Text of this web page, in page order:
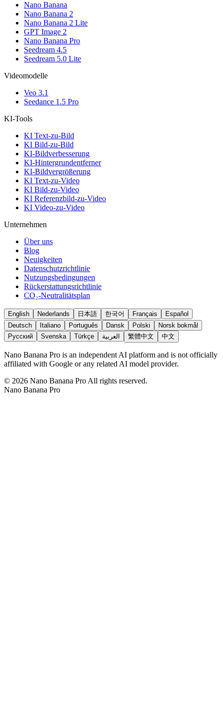
Nano Banana
Nano Banana 2
Nano Banana 2 Lite
GPT Image 2
Nano Banana Pro
Seedream 4.5
Seedream 5.0 Lite
Videomodelle
Veo 3.1
Seedance 1.5 Pro
KI-Tools
KI Text-zu-Bild
KI Bild-zu-Bild
KI-Bildverbesserung
KI-Hintergrundentferner
KI-Bildvergrößerung
KI Text-zu-Video
KI Bild-zu-Video
KI Referenzbild-zu-Video
KI Video-zu-Video
Unternehmen
Über uns
Blog
Neuigkeiten
Datenschutzrichtlinie
Nutzungsbedingungen
Rückerstattungsrichtlinie
CO₂-Neutralitätsplan
English Nederlands 日本語 한국어 Français
Español
Deutsch
Italiano Português Dansk Polski
Norsk bokmål
Русский
Svenska Türkçe العربية 繁體中文 中文
Nano Banana Pro is an independent AI platform and is not officially
affiliated with Google or any related AI model provider.
© 2026 Nano Banana Pro All rights reserved.
Nano Banana Pro